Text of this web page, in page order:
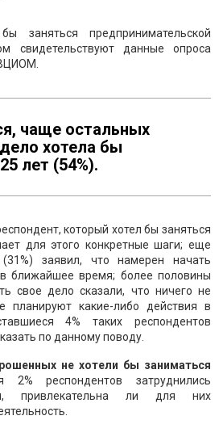
заняться предпринимательской
свидетельствуют данные опроса
чаще остальных
хотела бы
лет (54%).
который хотел бы заняться
для этого конкретные шаги; еще
заявил, что намерен начать
ближайшее время; более половины
свое дело сказали, что ничего не
какие-либо действия в
4% таких респондентов
по данному поводу.
не хотели бы заниматься
2% респондентов затруднились
привлекательна ли для них